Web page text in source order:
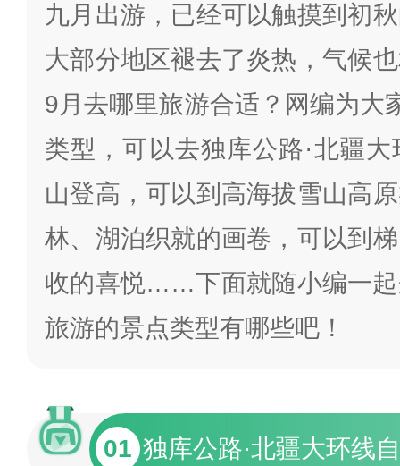
九月出游，已经可以触摸到初
大部分地区褪去了炎热，气候
9月去哪里旅游合适？网编为大
类型，可以去独库公路·北疆
山登高，可以到高海拔雪山高
林、湖泊织就的画卷，可以到
收的喜悦……下面就随小编一起
旅游的景点类型有哪些吧！
01 独库公路·北疆大环线